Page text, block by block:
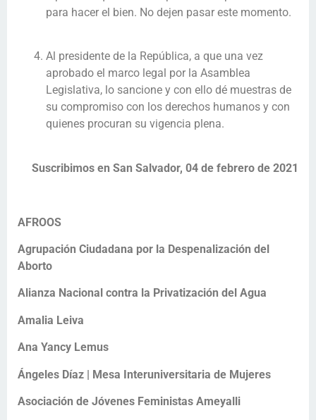
para hacer el bien. No dejen pasar este momento.
Al presidente de la República, a que una vez
aprobado el marco legal por la Asamblea
Legislativa, lo sancione y con ello dé muestras de
su compromiso con los derechos humanos y con
quienes procuran su vigencia plena.
Suscribimos en San Salvador, 04 de febrero de 2021
AFROOS
Agrupación Ciudadana por la Despenalización del
Aborto
Alianza Nacional contra la Privatización del Agua
Amalia Leiva
Ana Yancy Lemus
Ángeles Díaz | Mesa Interuniversitaria de Mujeres
Asociación de Jóvenes Feministas Ameyalli